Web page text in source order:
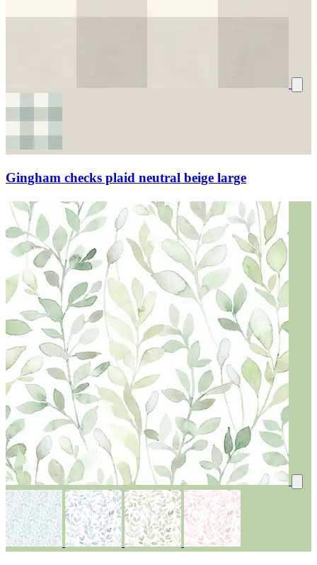
Gingham checks plaid neutral beige large